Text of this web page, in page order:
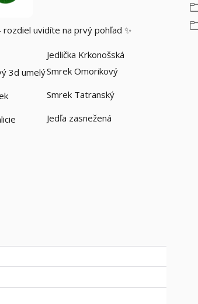
uvidíte na prvý pohľad ✨
Jedlička Krkonošská
Smrek Omorikový
Smrek Tatranský
Jedľa zasnežená